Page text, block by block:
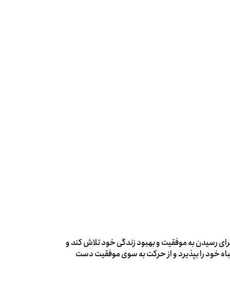
رسیدن به موفقیت و بهبود زندگی خود تلاش کند و
خود را بپذیرد و از حرکت به سوی موفقیت دست